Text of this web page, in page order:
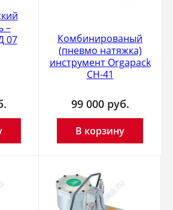
–
07
Комбинированый
(пневмо натяжка)
инструмент Orgapack
CH-41
99 000 руб.
В корзину